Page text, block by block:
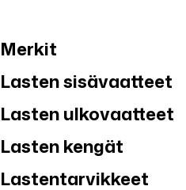
Merkit
Lasten sisävaatteet
Lasten ulkovaatteet
Lasten kengät
Lastentarvikkeet